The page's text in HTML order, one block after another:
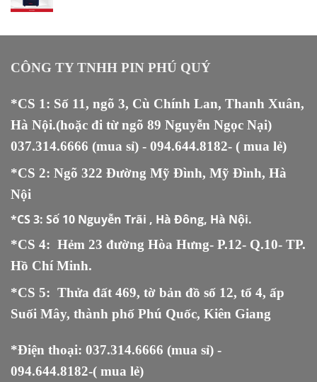
CÔNG TY TNHH PIN PHÚ QUÝ
*CS 1: Số 11, ngõ 3, Cù Chính Lan, Thanh Xuân,
Hà Nội.(hoặc đi từ ngõ 89 Nguyễn Ngọc Nại)
037.314.6666 (mua sỉ) - 094.644.8182- ( mua lẻ)
*CS 2: Ngõ 322 Đường Mỹ Đình, Mỹ Đình, Hà
Nội
*CS 3: Số 10 Nguyễn Trãi , Hà Đông, Hà Nội.
*CS 4: Hẻm 23 đường Hòa Hưng- P.12- Q.10- TP.
Hồ Chí Minh.
*CS 5: Thửa đất 469, tờ bản đồ số 12, tổ 4, ấp
Suối Mây, thành phố Phú Quốc, Kiên Giang
*Điện thoại: 037.314.6666 (mua sỉ) -
094.644.8182-( mua lẻ)